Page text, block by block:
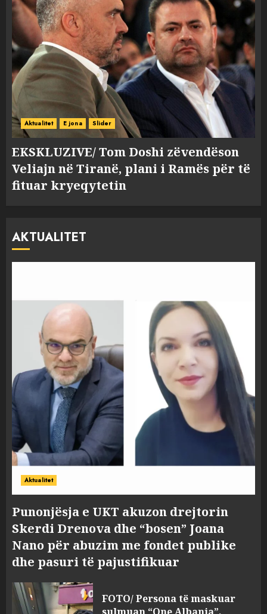
Aktualitet E jona Slider
EKSKLUZIVE/ Tom Doshi zëvendëson
Veliajn në Tiranë, plani i Ramës për të
fituar kryeqytetin
AKTUALITET
Aktualitet
Punonjësja e UKT akuzon drejtorin
Skerdi Drenova dhe “bosen” Joana
Nano për abuzim me fondet publike
dhe pasuri të pajustifikuar
FOTO/ Persona të maskuar
sulmuan “One Albania”,